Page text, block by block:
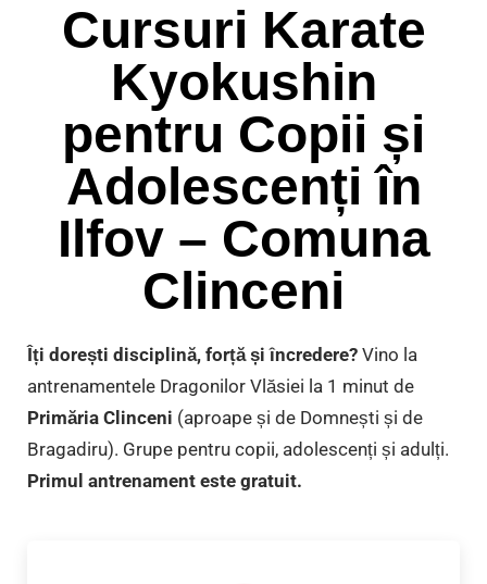
Cursuri Karate
Kyokushin
pentru Copii și
Adolescenți în
Ilfov – Comuna
Clinceni
Îți dorești disciplină, forță și încredere? Vino la
antrenamentele Dragonilor Vlăsiei la 1 minut de
Primăria Clinceni (aproape și de Domnești și de
Bragadiru). Grupe pentru copii, adolescenți și adulți.
Primul antrenament este gratuit.